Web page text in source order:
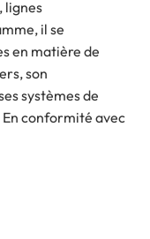
lignes
il se
en matière de
son
systèmes de
conformité avec